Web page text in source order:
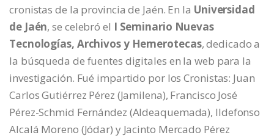
cronistas de la provincia de Jaén. En la Universidad
de Jaén, se celebró el I Seminario Nuevas
Tecnologías, Archivos y Hemerotecas, dedicado a
la búsqueda de fuentes digitales en la web para la
investigación. Fué impartido por los Cronistas: Juan
Carlos Gutiérrez Pérez (Jamilena), Francisco José
Pérez-Schmid Fernández (Aldeaquemada), Ildefonso
Alcalá Moreno (Jódar) y Jacinto Mercado Pérez